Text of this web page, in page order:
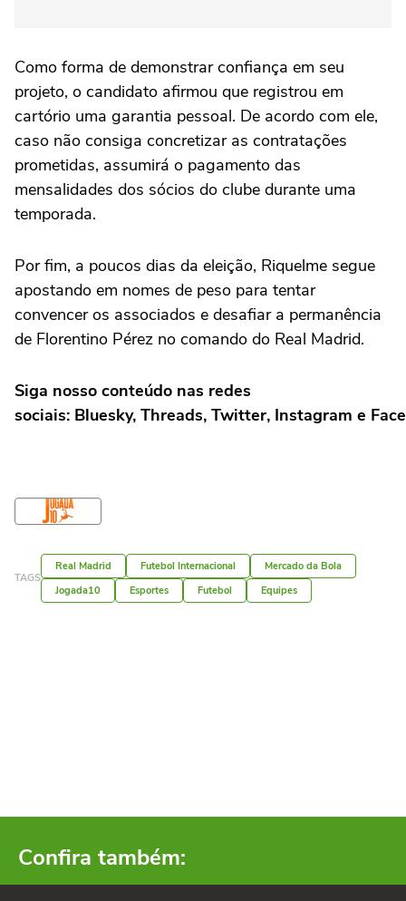
Como forma de demonstrar confiança em seu
projeto, o candidato afirmou que registrou em
cartório uma garantia pessoal. De acordo com ele,
caso não consiga concretizar as contratações
prometidas, assumirá o pagamento das
mensalidades dos sócios do clube durante uma
temporada.
Por fim, a poucos dias da eleição, Riquelme segue
apostando em nomes de peso para tentar
convencer os associados e desafiar a permanência
de Florentino Pérez no comando do Real Madrid.
Siga nosso conteúdo nas redes
sociais: Bluesky, Threads, Twitter, Instagram e
TAGS
Real Madrid Futebol Internacional
Mercado da Bola
Jogada10
Esportes Futebol Equipes
Confira também: